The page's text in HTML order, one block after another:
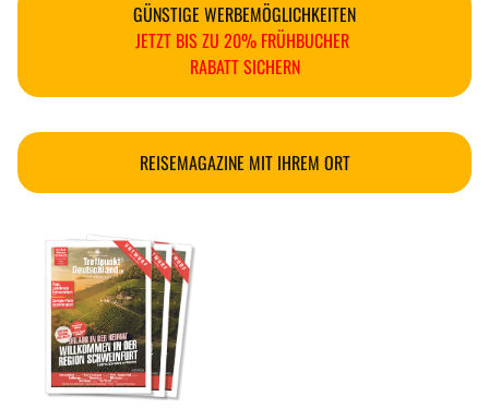
GÜNSTIGE WERBEMÖGLICHKEITEN
JETZT BIS ZU 20% FRÜHBUCHER
RABATT SICHERN
REISEMAGAZINE MIT IHREM ORT